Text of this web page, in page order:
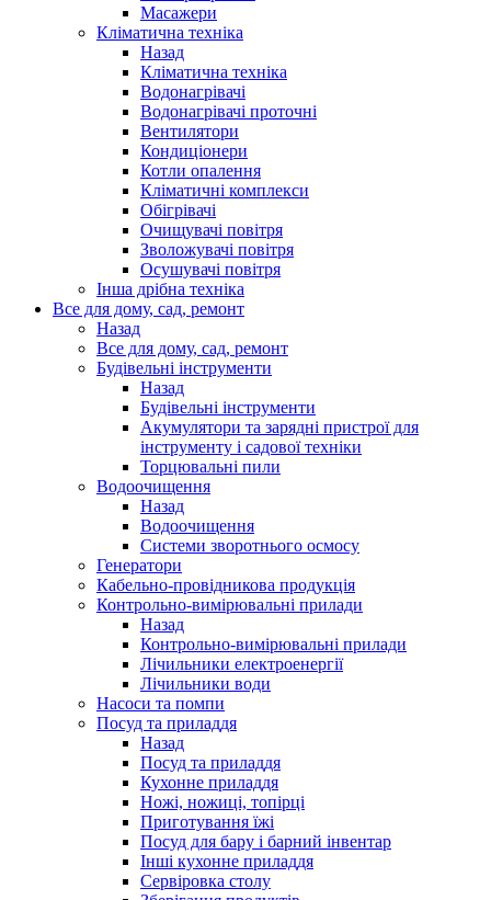
Масажери
Кліматична техніка
Назад
Кліматична техніка
Водонагрівачі
Водонагрівачі проточні
Вентилятори
Кондиціонери
Котли опалення
Кліматичні комплекси
Обігрівачі
Очищувачі повітря
Зволожувачі повітря
Осушувачі повітря
Інша дрібна техніка
Все для дому, сад, ремонт
Назад
Все для дому, сад, ремонт
Будівельні інструменти
Назад
Будівельні інструменти
Акумулятори та зарядні пристрої для
інструменту і садової техніки
Торцювальні пили
Водоочищення
Назад
Водоочищення
Системи зворотнього осмосу
Генератори
Кабельно-провідникова продукція
Контрольно-вимірювальні прилади
Назад
Контрольно-вимірювальні прилади
Лічильники електроенергії
Лічильники води
Насоси та помпи
Посуд та приладдя
Назад
Посуд та приладдя
Кухонне приладдя
Ножі, ножиці, топірці
Приготування їжі
Посуд для бару і барний інвентар
Інші кухонне приладдя
Сервіровка столу